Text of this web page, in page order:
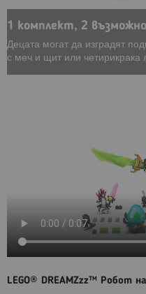
1 комплект, 2
Децата могат да изградят
с меч и щит или четирикрака
LEGO® DREAMZzz™ Робот